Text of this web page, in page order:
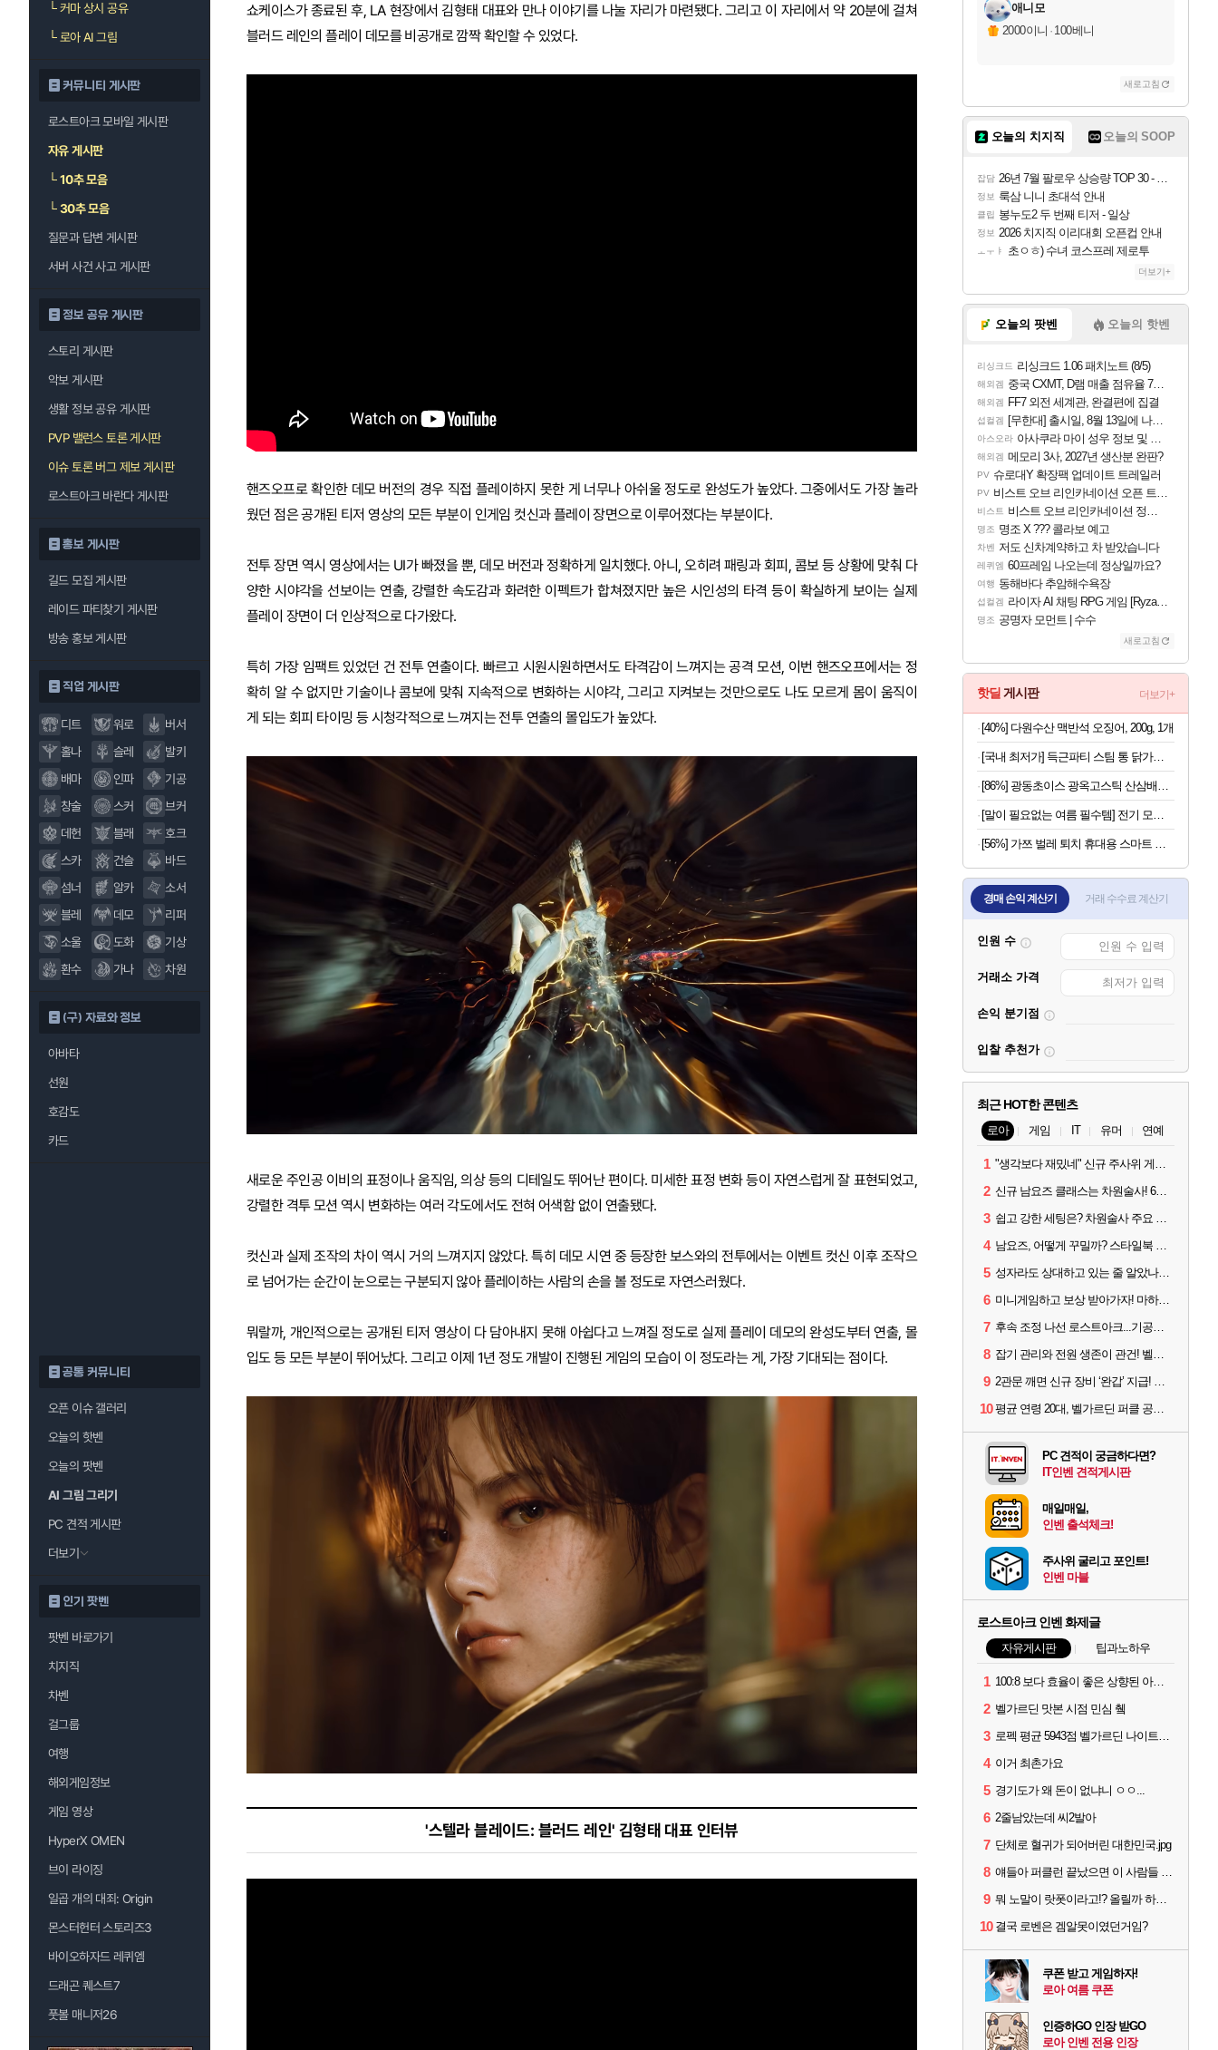
└커마 상시 공유
└로아 AI 그림
커뮤니티 게시판
로스트아크 모바일 게시판
자유 게시판
└10추 모음
└30추 모음
질문과 답변 게시판
서버 사건 사고 게시판
정보 공유 게시판
스토리 게시판
악보 게시판
생활 정보 공유 게시판
PVP 밸런스 토론 게시판
이슈 토론 버그 제보 게시판
로스트아크 바란다 게시판
홍보 게시판
길드 모집 게시판
레이드 파티찾기 게시판
방송 홍보 게시판
직업 게시판
디트 워로
버서
홀나
슬레
발키
배마
인파
기공
창술
스커
브커
데헌
블래
호크
스카
건슬
바드
섬너
알카
소서
블레
데모
리퍼
소울
도화
기상
환수
가나 차원
(구) 자료와 정보
아바타
선원
호감도
카드
공통 커뮤니티
오픈 이슈 갤러리
오늘의 핫벤
오늘의 팟벤
AI 그림 그리기
PC 견적 게시판
더보기
인기 팟벤
팟벤 바로가기
치지직
차벤
걸그룹
여행
해외게임정보
게임 영상
HyperX OMEN
브이 라이징
일곱 개의 대죄: Origin
몬스터헌터 스토리즈3
바이오하자드 레퀴엠
드래곤 퀘스트7
풋볼 매니저26
쇼케이스가 종료된 후, LA 현장에서 김형태 대표와 만나 이야기를 나눌 자리가 마련됐다. 그리고 이 자리에서 약 20분에 걸쳐
블러드 레인의 플레이 데모를 비공개로 깜짝 확인할 수 있었다.
핸즈오프로 확인한 데모 버전의 경우 직접 플레이하지 못한 게 너무나 아쉬울 정도로 완성도가 높았다. 그중에서도 가장 놀라
웠던 점은 공개된 티저 영상의 모든 부분이 인게임 컷신과 플레이 장면으로 이루어졌다는 부분이다.
전투 장면 역시 영상에서는 UI가 빠졌을 뿐, 데모 버전과 정확하게 일치했다. 아니, 오히려 패링과 회피, 콤보 등 상황에 맞춰 다
양한 시야각을 선보이는 연출, 강렬한 속도감과 화려한 이펙트가 합쳐졌지만 높은 시인성의 타격 등이 확실하게 보이는 실제
플레이 장면이 더 인상적으로 다가왔다.
특히 가장 임팩트 있었던 건 전투 연출이다. 빠르고 시원시원하면서도 타격감이 느껴지는 공격 모션, 이번 핸즈오프에서는 정
확히 알 수 없지만 기술이나 콤보에 맞춰 지속적으로 변화하는 시야각, 그리고 지켜보는 것만으로도 나도 모르게 몸이 움직이
게 되는 회피 타이밍 등 시청각적으로 느껴지는 전투 연출의 몰입도가 높았다.
새로운 주인공 이비의 표정이나 움직임, 의상 등의 디테일도 뛰어난 편이다. 미세한 표정 변화 등이 자연스럽게 잘 표현되었고,
강렬한 격투 모션 역시 변화하는 여러 각도에서도 전혀 어색함 없이 연출됐다.
컷신과 실제 조작의 차이 역시 거의 느껴지지 않았다. 특히 데모 시연 중 등장한 보스와의 전투에서는 이벤트 컷신 이후 조작으
로 넘어가는 순간이 눈으로는 구분되지 않아 플레이하는 사람의 손을 볼 정도로 자연스러웠다.
뭐랄까, 개인적으로는 공개된 티저 영상이 다 담아내지 못해 아쉽다고 느껴질 정도로 실제 플레이 데모의 완성도부터 연출, 몰
입도 등 모든 부분이 뛰어났다. 그리고 이제 1년 정도 개발이 진행된 게임의 모습이 이 정도라는 게, 가장 기대되는 점이다.
'스텔라 블레이드: 블러드 레인' 김형태 대표 인터뷰
애니모
2000이니 · 100베니
새로고침
오늘의 치지직 오늘의 SOOP
잡담 26년 7월 팔로우 상승량 TOP 30 - 월간 치지직
정보 룩삼 니니 초대석 안내
클립 봉누도2 두 번째 티저 - 일상
정보 2026 치지직 이리대회 오픈컵 안내
ㅗㅜㅑ 초ㅇㅎ) 수녀 코스프레 제로투
더보기+
오늘의 팟벤 오늘의 핫벤
리싱크드 리싱크드 1.06 패치노트 (8/5)
해외겜 중국 CXMT, D램 매출 점유율 7%…글로벌 4위로 부상
해외겜 FF7 외전 세계관, 완결편에 집결
섭컬겜 [무한대] 출시일, 8월 13일에 나오나
아스오라 아사쿠라 마이 성우 정보 및 주요 필모
해외겜 메모리 3사, 2027년 생산분 완판?
PV 슈로대Y 확장팩 업데이트 트레일러
PV 비스트 오브 리인카네이션 오픈 트레일러
비스트 비스트 오브 리인카네이션 정보/공략글 모음
명조 명조 X ??? 콜라보 예고
차벤 저도 신차계약하고 차 받았습니다
레퀴엠 60프레임 나오는데 정상일까요?
여행 동해바다 추암해수욕장
섭컬겜 라이자 AI 채팅 RPG 게임 [RyzaChat: AI] 공개
명조 공명자 모먼트 | 수수
새로고침
핫딜 게시판 더보기+
[40%] 다원수산 맥반석 오징어, 200g, 1개
[국내 최저가] 득근파티 스팀 통 닭가슴살 6종 혼합 x 30팩
[56%] 가쯔 벌레 퇴치 휴대용 스마트 전기모기채, 아이보리, 2개
경매 손익 계산기 거래 수수료 계산기
인원 수
거래소 가격
손익 분기점
입찰 추천가
최근 HOT한 콘텐츠
로아 게임 IT 유머 연예
1 "생각보다 재밌네" 신규 주사위 게임 티카투카 호평
2 신규 남요즈 클래스는 차원술사! 6월 20일 로아온 썸머 정리
3 쉽고 강한 세팅은? 차원술사 주요 빌드와 스킬 코드
4 남요즈, 어떻게 꾸밀까? 스타일북 인기 차원술사 커스터마이즈
5 성자라도 상대하고 있는 줄 알았나? 벨가르딘 이모저모
6 미니게임하고 보상 받아가자! 마하라카 썸머 캠프 할 일은?
7 후속 조정 나선 로스트아크...기공사, 차원술사 하향
8 잡기 관리와 전원 생존이 관건! 벨가르딘 유물 칭호 획득방법 정리
9 2관문 깨면 신규 장비 ‘완갑’ 지급! 그림자 레이드 벨가르딘 공개
10 평균 연령 20대, 벨가르딘 퍼클 공대 '영로티'를 만나다
PC 견적이 궁금하다면?
IT인벤 견적게시판
매일매일,
인벤 출석체크!
주사위 굴리고 포인트!
인벤 마블
로스트아크 인벤 화제글
자유게시판 팁과노하우
1 100:8 보다 효율이 좋은 상향된 아제나 ㄷㄷ
2 벨가르딘 맛본 시점 민심 췤
3 로펙 평균 5943점 벨가르딘 나이트메어 1관 클리어
4 이거 최촌가요
5 경기도가 왜 돈이 없냐니 ㅇㅇ...
6 2줄남았는데 씨2발아
7 단체로 혈귀가 되어버린 대한민국.jpg
8 얘들아 퍼클런 끝났으면 이 사람들 불태워야해!!
9 뭐 노말이 랏폿이라고!? 올릴까 하는 서포터들 봐라
10 결국 로벤은 겜알못이였던거임?
쿠폰 받고 게임하자!
로아 여름 쿠폰
인증하GO 인장 받GO
로아 인벤 전용 인장